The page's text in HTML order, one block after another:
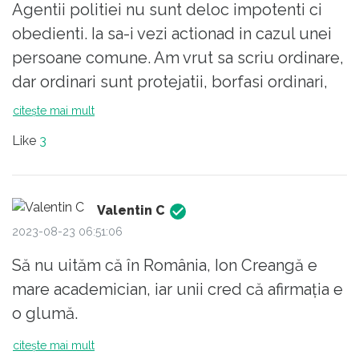
Agentii politiei nu sunt deloc impotenti ci
obedienti. Ia sa-i vezi actionad in cazul unei
persoane comune. Am vrut sa scriu ordinare,
dar ordinari sunt protejatii, borfasi ordinari,
hoti ordinari, etc. Din prezentarile, facute pe
ce familie "respectabila" provine si nevelul
cultural educational al lor.
citește mai mult
Like 3
Valentin C
2023-08-23 06:51:06
Să nu uităm că în România, Ion Creangă e
mare academician, iar unii cred că afirmația e
o glumă.
citește mai mult